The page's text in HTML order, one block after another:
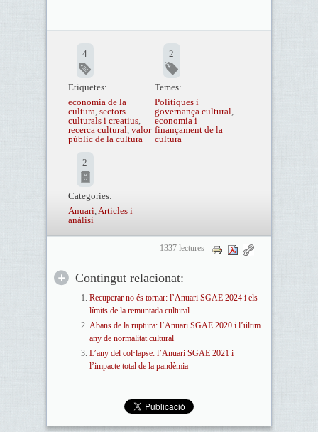
4
Etiquetes:
economia de la
cultura, sectors
culturals i creatius,
recerca cultural, valor
públic de la cultura
2
Temes:
Polítiques i
governança cultural,
economia i
finançament de la
cultura
2
Categories:
Anuari,Articles i
anàlisi
1337 lectures
Contingut relacionat:
Recuperar no és tornar: l’Anuari SGAE 2024 i els
límits de la remuntada cultural
Abans de la ruptura: l’Anuari SGAE 2020 i l’últim
any de normalitat cultural
L’any del col·lapse: l’Anuari SGAE 2021 i
l’impacte total de la pandèmia